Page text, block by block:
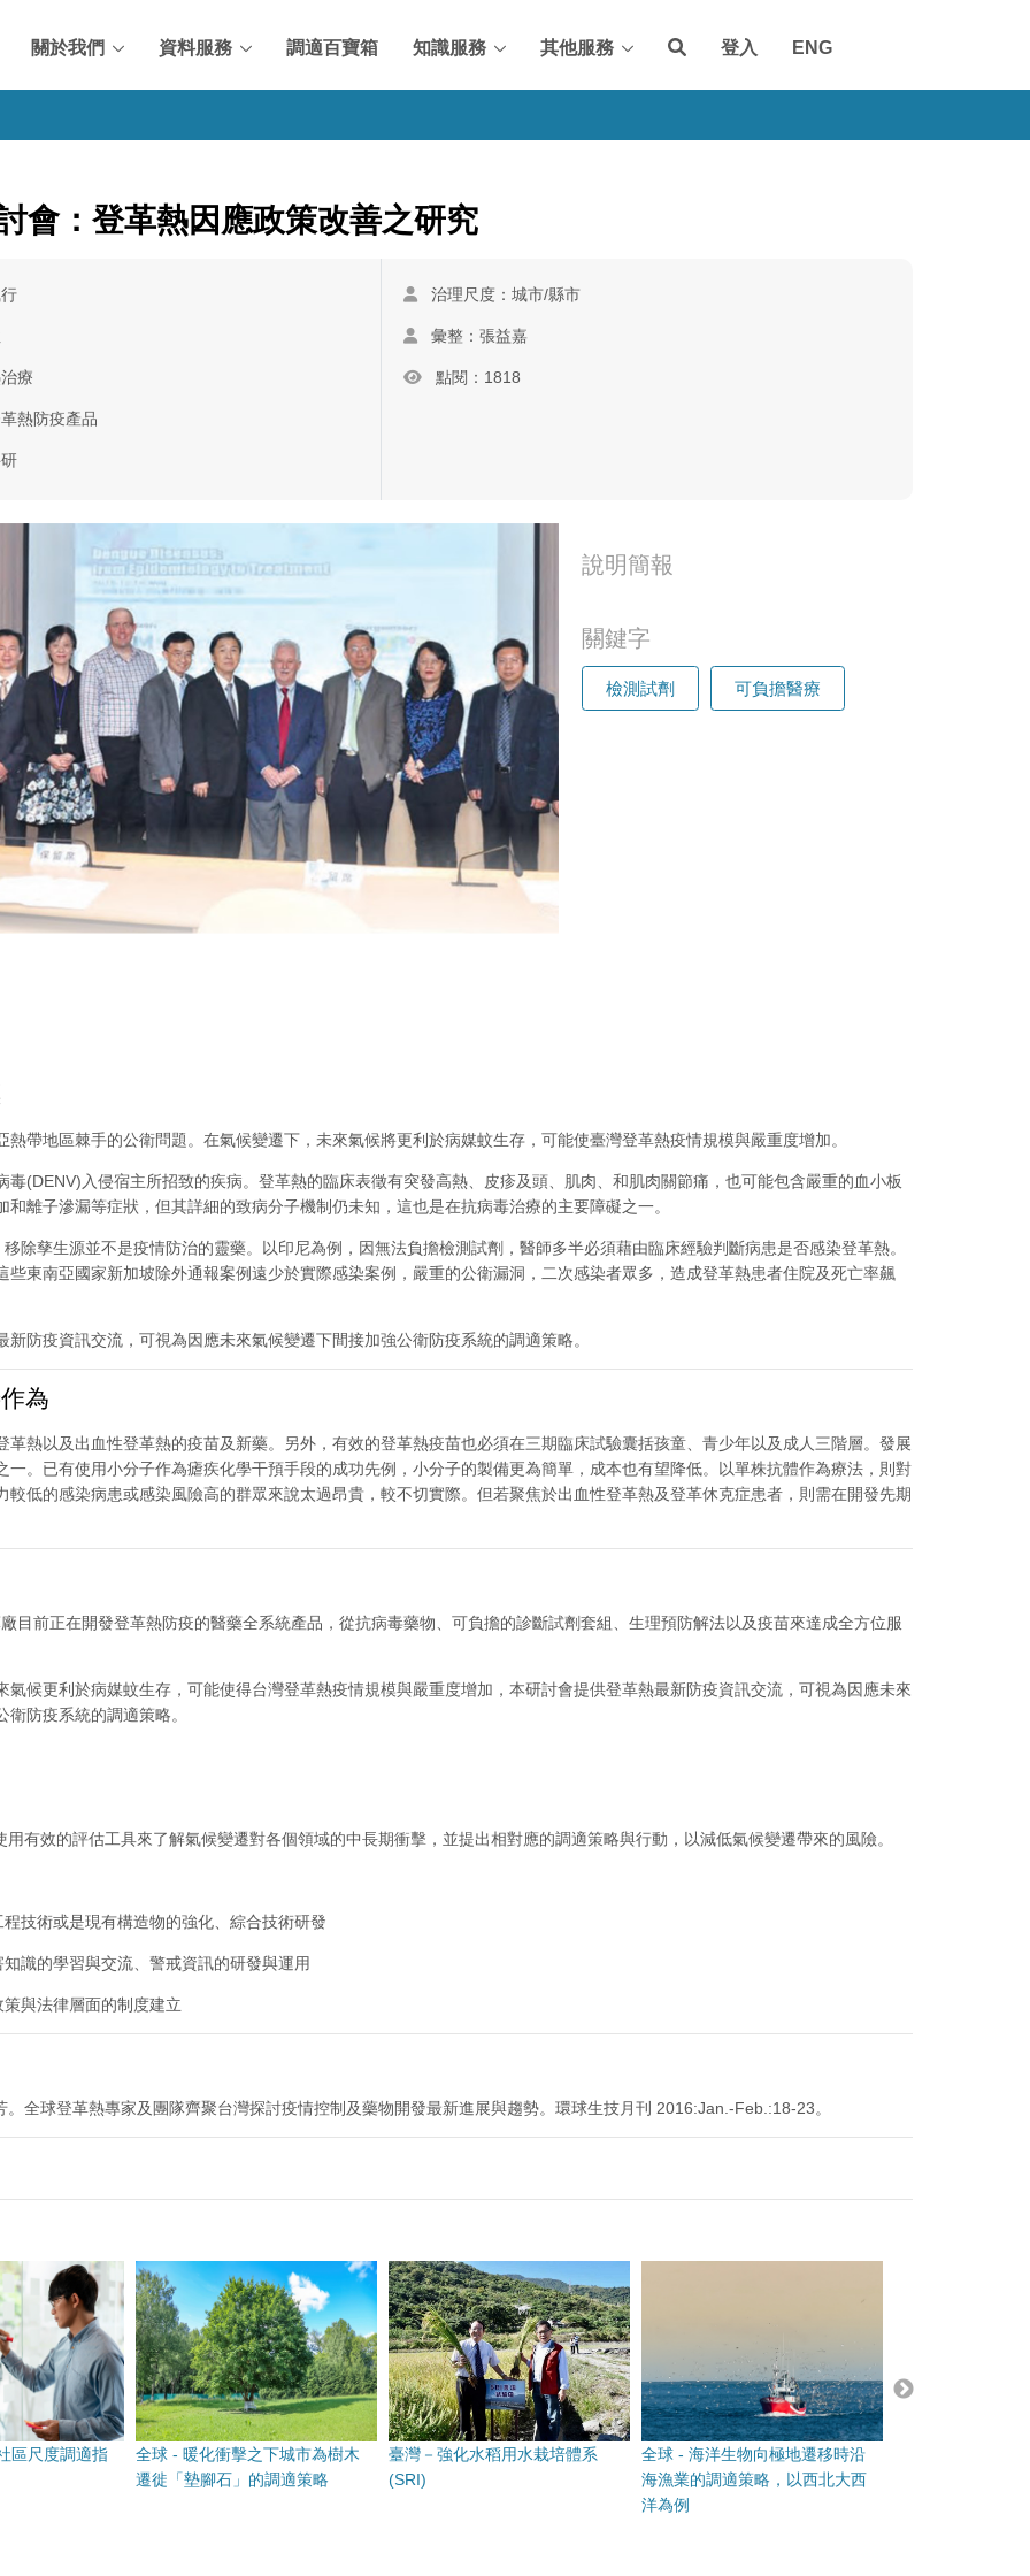
關於我們 資料服務 調適百寶箱 知識服務 其他服務 登入 ENG
會：登革熱因應政策改善之研究
療
熱防疫產品
治理尺度：城市/縣市
彙整：張益嘉
點閱：1818
說明簡報
關鍵字
檢測試劑 可負擔醫療
熱帶地區棘手的公衛問題。在氣候變遷下，未來氣候將更利於病媒蚊生存，可能使臺灣登革熱疫情規模與嚴重度增加。
毒(DENV)入侵宿主所招致的疾病。登革熱的臨床表徵有突發高熱、皮疹及頭、肌肉、和肌肉關節痛，也可能包含嚴重的血小板
和離子滲漏等症狀，但其詳細的致病分子機制仍未知，這也是在抗病毒治療的主要障礙之一。
除孳生源並不是疫情防治的靈藥。以印尼為例，因無法負擔檢測試劑，醫師多半必須藉由臨床經驗判斷病患是否感染登革熱。
些東南亞國家新加坡除外通報案例遠少於實際感染案例，嚴重的公衛漏洞，二次感染者眾多，造成登革熱患者住院及死亡率飆
新防疫資訊交流，可視為因應未來氣候變遷下間接加強公衛防疫系統的調適策略。
為
革熱以及出血性登革熱的疫苗及新藥。另外，有效的登革熱疫苗也必須在三期臨床試驗囊括孩童、青少年以及成人三階層。發展
一。已有使用小分子作為瘧疾化學干預手段的成功先例，小分子的製備更為簡單，成本也有望降低。以單株抗體作為療法，則對
較低的感染病患或感染風險高的群眾來說太過昂貴，較不切實際。但若聚焦於出血性登革熱及登革休克症患者，則需在開發先期
目前正在開發登革熱防疫的醫藥全系統產品，從抗病毒藥物、可負擔的診斷試劑套組、生理預防解法以及疫苗來達成全方位服
氣候更利於病媒蚊生存，可能使得台灣登革熱疫情規模與嚴重度增加，本研討會提供登革熱最新防疫資訊交流，可視為因應未來
防疫系統的調適策略。
有效的評估工具來了解氣候變遷對各個領域的中長期衝擊，並提出相對應的調適策略與行動，以減低氣候變遷帶來的風險。
技術或是現有構造物的強化、綜合技術研發
識的學習與交流、警戒資訊的研發與運用
與法律層面的制度建立
。全球登革熱專家及團隊齊聚台灣探討疫情控制及藥物開發最新進展與趨勢。環球生技月刊 2016:Jan.-Feb.:18-23。
區尺度調適指
全球 - 暖化衝擊之下城市為樹木
遷徙「墊腳石」的調適策略
臺灣－強化水稻用水栽培體系
(SRI)
全球 - 海洋生物向極地遷移時沿
海漁業的調適策略，以西北大西
洋為例